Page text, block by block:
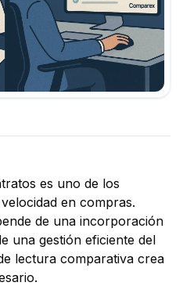
es uno de los
en compras.
de una incorporación
una gestión eficiente del
lectura comparativa crea